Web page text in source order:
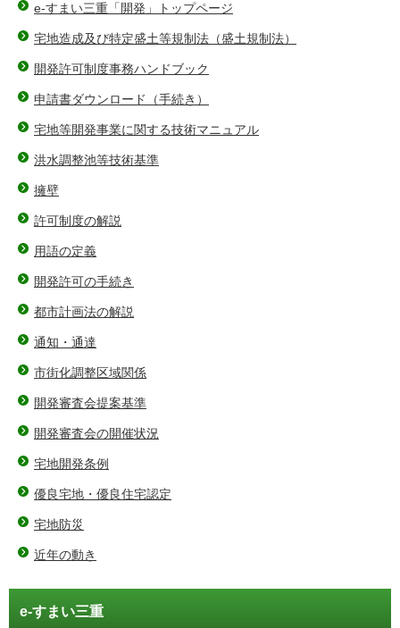
e-すまい三重「開発」トップページ
宅地造成及び特定盛土等規制法（盛土規制法）
開発許可制度事務ハンドブック
申請書ダウンロード（手続き）
宅地等開発事業に関する技術マニュアル
洪水調整池等技術基準
擁壁
許可制度の解説
用語の定義
開発許可の手続き
都市計画法の解説
通知・通達
市街化調整区域関係
開発審査会提案基準
開発審査会の開催状況
宅地開発条例
優良宅地・優良住宅認定
宅地防災
近年の動き
e-すまい三重